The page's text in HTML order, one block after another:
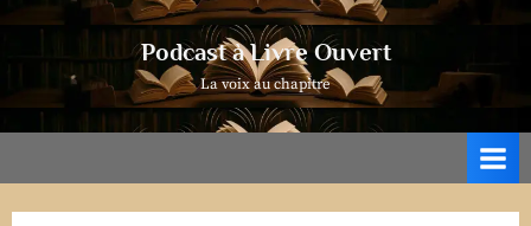
Podcast à Livre Ouvert
La voix au chapitre